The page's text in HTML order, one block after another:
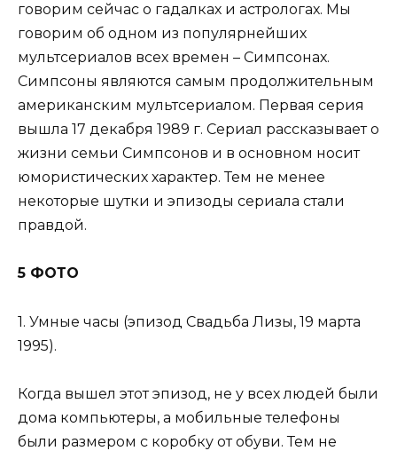
говорим сейчас о гадалках и астрологах. Мы
говорим об одном из популярнейших
мультсериалов всех времен – Симпсонах.
Симпсоны являются самым продолжительным
американским мультсериалом. Первая серия
вышла 17 декабря 1989 г. Сериал рассказывает о
жизни семьи Симпсонов и в основном носит
юмористических характер. Тем не менее
некоторые шутки и эпизоды сериала стали
правдой.
5 ФОТО
1. Умные часы (эпизод Свадьба Лизы, 19 марта
1995).
Когда вышел этот эпизод, не у всех людей были
дома компьютеры, а мобильные телефоны
были размером с коробку от обуви. Тем не